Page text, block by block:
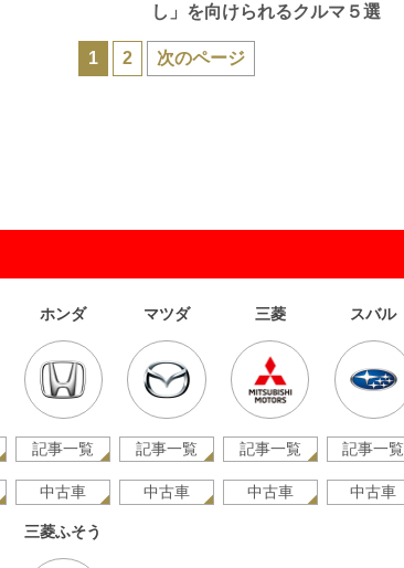
し」を向けられるクルマ５選
1 2 次のページ
ホンダ
記事一覧
中古車
マツダ
記事一覧
中古車
三菱
記事一覧
中古車
スバル
記事一覧
中古車
三菱ふそう